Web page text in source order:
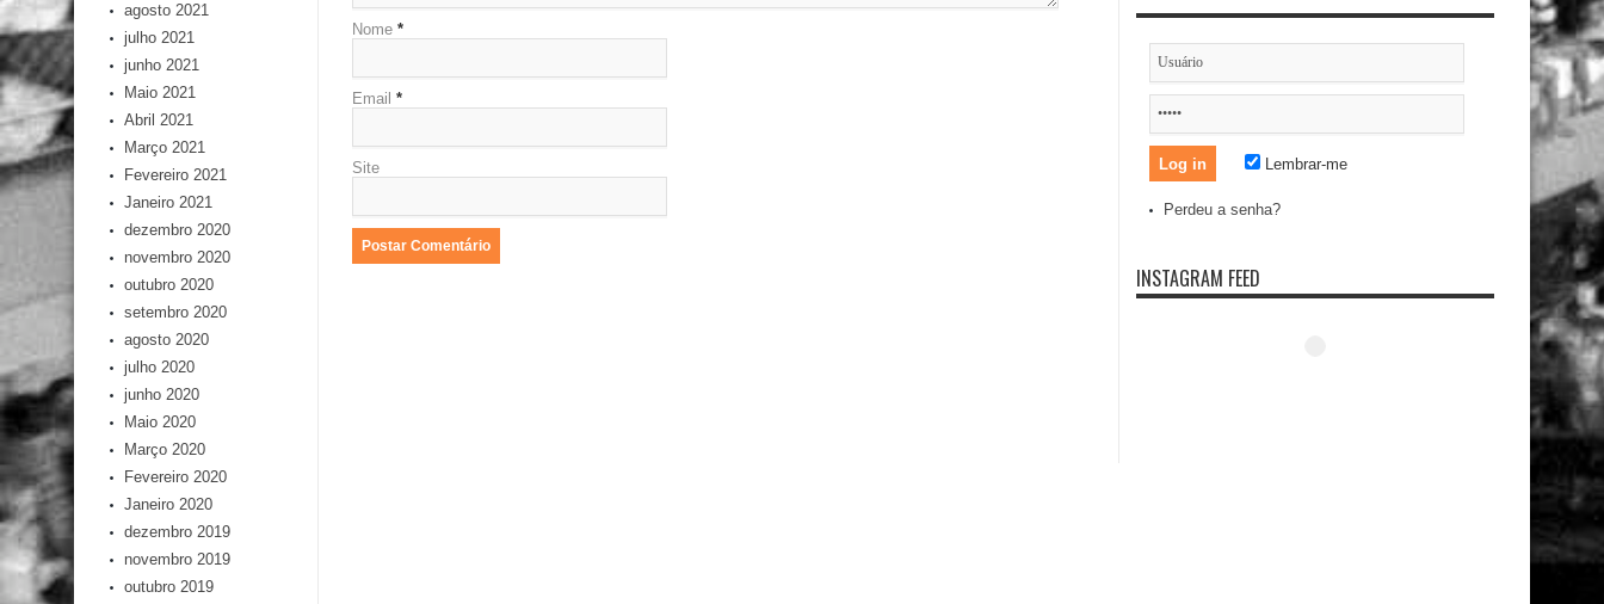
Nome *
Email *
Site
agosto 2021
julho 2021
junho 2021
Maio 2021
Abril 2021
Março 2021
Fevereiro 2021
Janeiro 2021
dezembro 2020
novembro 2020
outubro 2020
setembro 2020
agosto 2020
julho 2020
junho 2020
Maio 2020
Março 2020
Fevereiro 2020
Janeiro 2020
dezembro 2019
novembro 2019
outubro 2019
Lembrar-me
Perdeu a senha?
INSTAGRAM FEED